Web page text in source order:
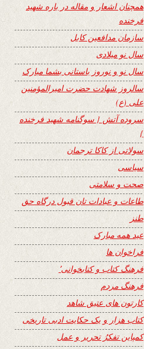
همچنان اشعار و مقاله در باره شهید
فرخنده
سازمان مدافعین کابل
سال نو میلادی
سال نو و نوروز باستانی بشما مبارک
سالروز شهادت حضرت امیرالمؤمنین
علی (ع)
سروده آتش { سوگنامه شهید فرخنده
}
سولاتی از کاکا ترجمان
سیاسی
صحت و سلامتی
طاعات و عبادات تان قبول درگاه حق
طنز
عید همه مبارک
فراخوان ها
فرهنگ کتاب و کتابخوانی٬
فرهنگ مردم
کارتون های عتیق شاهد
کتاب هزار و یک حکایت ادبی تاریخی
کمپاین تفکرُ تحریر و عمل